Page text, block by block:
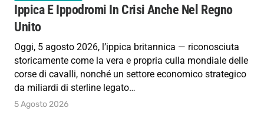
Ippica E Ippodromi In Crisi Anche Nel Regno
Unito
Oggi, 5 agosto 2026, l’ippica britannica — riconosciuta
storicamente come la vera e propria culla mondiale delle
corse di cavalli, nonché un settore economico strategico
da miliardi di sterline legato…
5 Agosto 2026